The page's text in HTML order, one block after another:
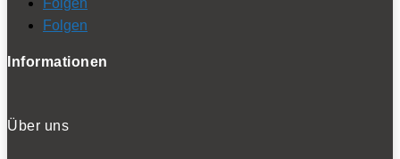
Folgen
Informationen
Über uns